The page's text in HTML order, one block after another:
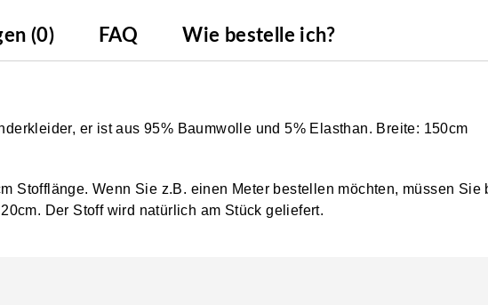
(0) FAQ Wie bestelle ich?
er ist aus 95% Baumwolle und 5% Elasthan. Breite: 150cm
Stofflänge. Wenn Sie z.B. einen Meter bestellen möchten, müssen
Der Stoff wird natürlich am Stück geliefert.